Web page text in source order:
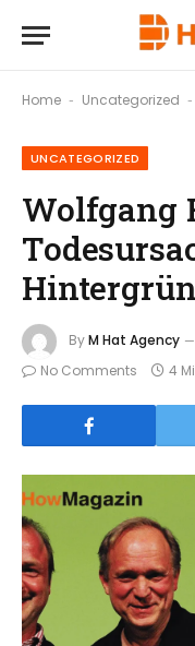
Home - Uncategorized -
UNCATEGORIZED
Wolfgang
ByM Hat Agency
No Comments
4